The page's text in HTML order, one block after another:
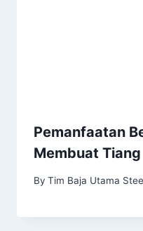
Pemanfaatan
Membuat Tiang
By Tim Baja Utama